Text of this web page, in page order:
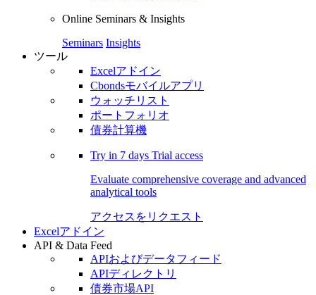
Online Seminars & Insights
Seminars Insights
ツール
Excelアドイン
Cbondsモバイルアプリ
ウォッチリスト
ポートフォリオ
債券計算機
Try in 7 days Trial access
Evaluate comprehensive coverage and advanced
analytical tools
アクセスをリクエスト
Excelアドイン
API & Data Feed
APIおよびデータフィード
APIディレクトリ
債券市場API